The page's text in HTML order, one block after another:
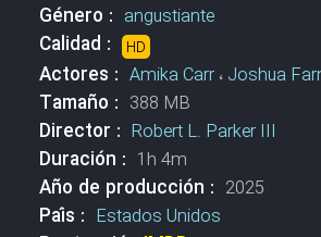
Género : angustiante
Calidad : HD
Actores : Amika Carr، Joshua
Tamaño : 388 MB
Director : Robert L. Parker III
Duración : 1h 4m
Año de producción : 2025
País : Estados Unidos